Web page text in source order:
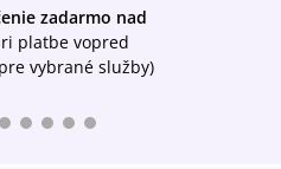
zadarmo nad
platbe vopred
vybrané služby)